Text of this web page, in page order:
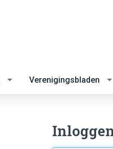
Verenigingsbladen